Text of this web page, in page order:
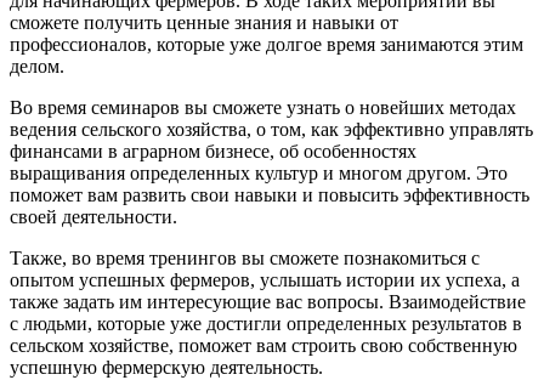
сможете получить ценные знания и навыки от
профессионалов, которые уже долгое время занимаются этим
делом.
Во время семинаров вы сможете узнать о новейших методах
ведения сельского хозяйства, о том, как эффективно управлять
финансами в аграрном бизнесе, об особенностях
выращивания определенных культур и многом другом. Это
поможет вам развить свои навыки и повысить эффективность
своей деятельности.
Также, во время тренингов вы сможете познакомиться с
опытом успешных фермеров, услышать истории их успеха, а
также задать им интересующие вас вопросы. Взаимодействие
с людьми, которые уже достигли определенных результатов в
сельском хозяйстве, поможет вам строить свою собственную
успешную фермерскую деятельность.